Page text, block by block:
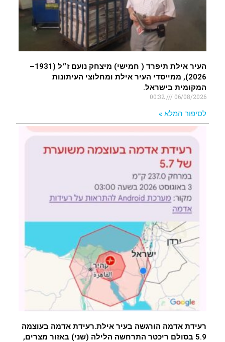
העיר אילת תיפרד ( חמישי) מיצחק נועם ז״ל (1931–
2026), ממייסדי העיר אילת ומחלוצי העיתונות
המקומית בישראל.
06/08/2026
00:32
לסיפור המלא »
רעידת אדמה הורגשה בעיר אילת.רעידת אדמה בעוצמה
5.9 בסולם ריכטר התרחשה הלילה (שני) באזור מצרים,